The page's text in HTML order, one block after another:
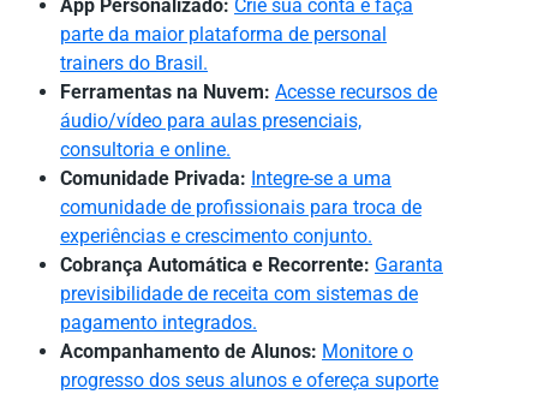
App Personalizado: Crie sua conta e faça
parte da maior plataforma de personal
trainers do Brasil.
Ferramentas na Nuvem: Acesse recursos de
áudio/vídeo para aulas presenciais,
consultoria e online.
Comunidade Privada: Integre-se a uma
comunidade de profissionais para troca de
experiências e crescimento conjunto.
Cobrança Automática e Recorrente: Garanta
previsibilidade de receita com sistemas de
pagamento integrados.
Acompanhamento de Alunos: Monitore o
progresso dos seus alunos e ofereça suporte